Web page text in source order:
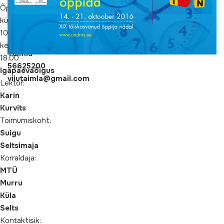
Õppiv
küla
10.10.2016
kell
18.00
Igapäevaõigus
Lektor:
Karin
Kurvits
Toimumiskoht:
Suigu
Seltsimaja
Korraldaja:
MTÜ
Murru
Küla
Selts
Kontaktisik:
registreerimine:
Taimla
56625200
viiutaimla@gmail.com